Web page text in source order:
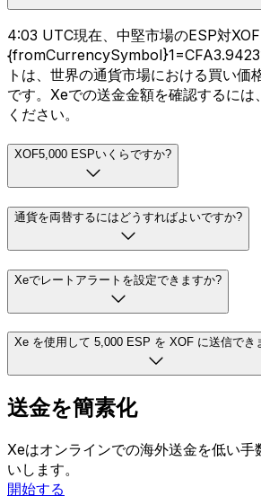
4:03 UTC現在、中堅市場のESP対
{fromCurrencySymbol}1=CFA3.9423
トは、世界の通貨市場における買い価
です。Xeでの送金金額を確認するには
ください。
XOF5,000 ESPいくらですか?
通貨を両替するにはどうすればよいですか?
Xeでレートアラートを設定できますか?
Xe を使用して 5,000 ESP を XOF に送信でき
送金を簡素化
Xeはオンラインでの海外送金を低い手
いします。
開始する